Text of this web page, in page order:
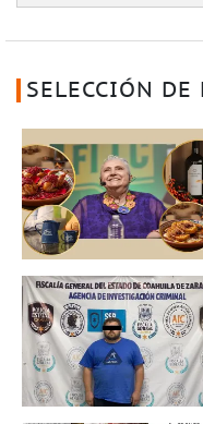
SELECCIÓN DE